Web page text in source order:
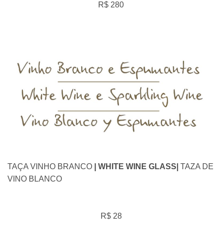
R$ 280
TAÇA VINHO BRANCO | WHITE WINE GLASS| TAZA DE
VINO BLANCO
R$ 28